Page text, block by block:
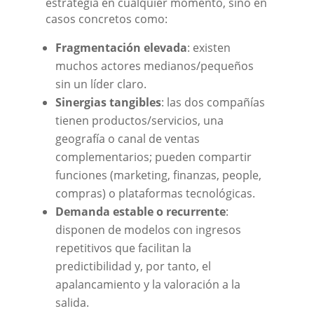
casos concretos como:
Fragmentación elevada: existen
muchos actores medianos/pequeños
sin un líder claro.
Sinergias tangibles: las dos compañías
tienen productos/servicios, una
geografía o canal de ventas
complementarios; pueden compartir
funciones (marketing, finanzas, people,
compras) o plataformas tecnológicas.
Demanda estable o recurrente:
disponen de modelos con ingresos
repetitivos que facilitan la
predictibilidad y, por tanto, el
apalancamiento y la valoración a la
salida.